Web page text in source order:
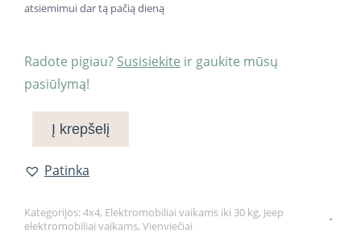
atsiėmimui dar tą pačią dieną
Radote pigiau? Susisiekite ir gaukite mūsų
pasiūlymą!
Į krepšelį
Patinka
Kategorijos:4x4, Elektromobiliai vaikams iki 30 kg, Jeep
elektromobiliai vaikams, Vienviečiai